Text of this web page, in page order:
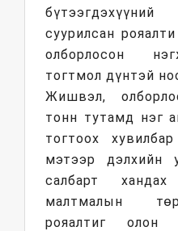
суурилсан
олборлосон
тогтмол дүнтэй
Жишвэл,
тонн тутамд нэг
тогтоох
мэтээр дэлхийн
салбарт
малтмалын
рояалтиг олон